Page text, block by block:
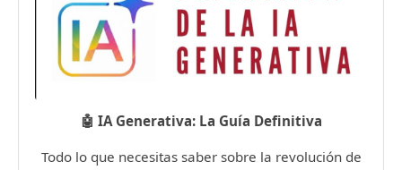
🤖 IA Generativa: La Guía Definitiva
Todo lo que necesitas saber sobre la revolución de